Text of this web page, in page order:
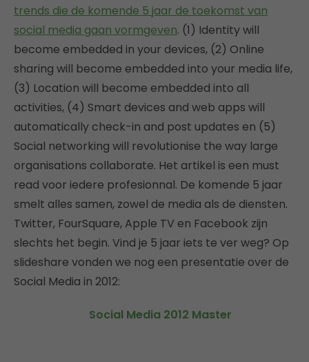
trends die de komende 5 jaar de toekomst van
social media gaan vormgeven. (1) Identity will
become embedded in your devices, (2) Online
sharing will become embedded into your media life,
(3) Location will become embedded into all
activities, (4) Smart devices and web apps will
automatically check-in and post updates en (5)
Social networking will revolutionise the way large
organisations collaborate. Het artikel is een must
read voor iedere profesionnal. De komende 5 jaar
smelt alles samen, zowel de media als de diensten.
Twitter, FourSquare, Apple TV en Facebook zijn
slechts het begin. Vind je 5 jaar iets te ver weg? Op
slideshare vonden we nog een presentatie over de
Social Media in 2012:
Social Media 2012 Master